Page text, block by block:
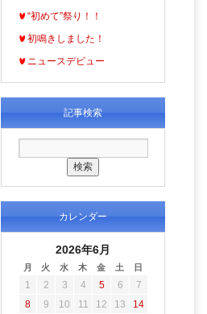
“初めて”祭り！！
初鳴きしました！
ニュースデビュー
記事検索
カレンダー
2026年6月
月 火 水 木 金 土 日
1 2 3 4 5 6
7
8
9 10 11 12 13
14